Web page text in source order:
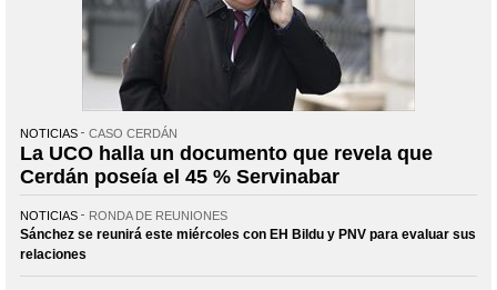
NOTICIAS CASO CERDÁN
La UCO halla un documento que revela que
Cerdán poseía el 45 % Servinabar
NOTICIAS RONDA DE REUNIONES
Sánchez se reunirá este miércoles con EH Bildu y PNV para evaluar sus
relaciones